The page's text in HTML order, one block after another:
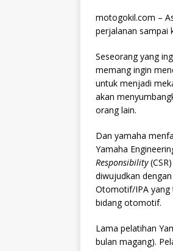
motogokil.com –
perjalanan sampai
Seseorang yang
memang ingin
untuk menjadi
akan
orang lain.
Dan yamaha
Yamaha
Responsibility
diwujudkan
Otomotif/IPA yang
bidang otomotif.
Lama pelatihan
bulan magang).